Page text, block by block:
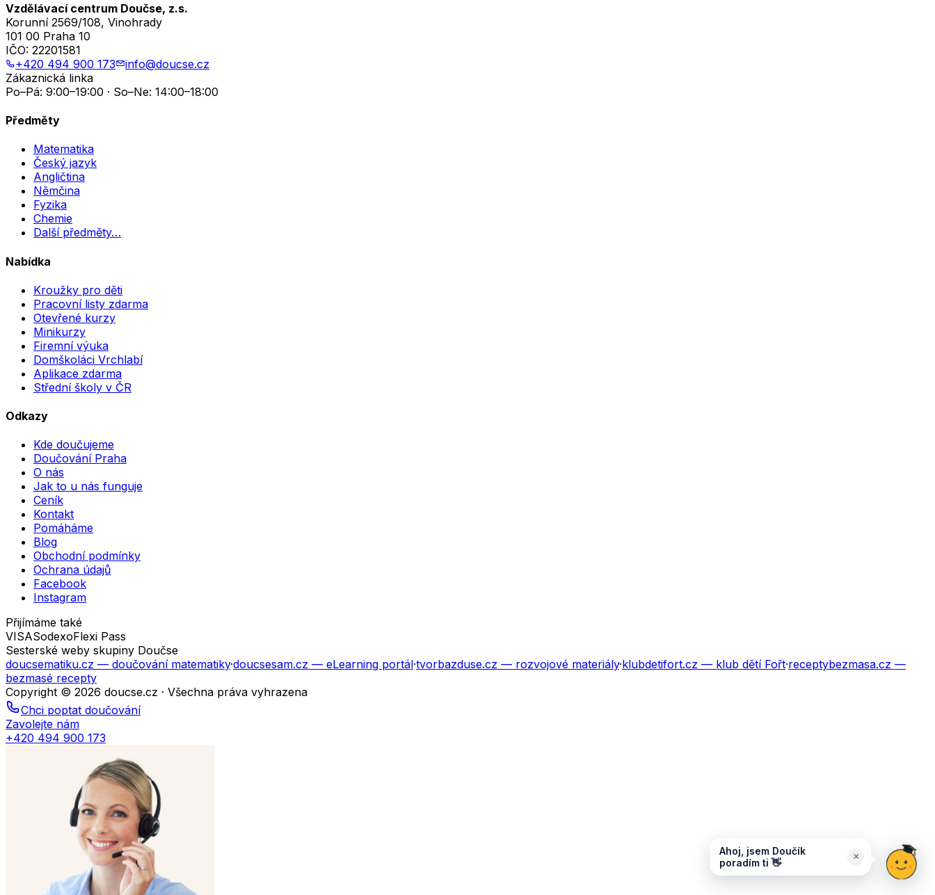
Vzdělávací centrum Doučse, z.s.
Korunní 2569/108, Vinohrady
101 00 Praha 10
IČO: 22201581
+420 494 900 173
info@doucse.cz
Zákaznická linka
Po–Pá: 9:00–19:00 · So–Ne: 14:00–18:00
Předměty
Matematika
Český jazyk
Angličtina
Němčina
Fyzika
Chemie
Další předměty…
Nabídka
Kroužky pro děti
Pracovní listy zdarma
Otevřené kurzy
Minikurzy
Firemní výuka
Domškoláci Vrchlabí
Aplikace zdarma
Střední školy v ČR
Odkazy
Kde doučujeme
Doučování Praha
O nás
Jak to u nás funguje
Ceník
Kontakt
Pomáháme
Blog
Obchodní podmínky
Ochrana údajů
Facebook
Instagram
Přijímáme také
VISASodexoFlexi Pass
Sesterské weby skupiny Doučse
doucsematiku.cz — doučování matematiky·doucsesam.cz — eLearning portál·tvorbazduse.cz — rozvojové materiály·klubdetifort.cz — klub dětí Fořt·receptybezmasa.cz —
bezmasé recepty
Copyright © 2026 doucse.cz · Všechna práva vyhrazena
Chci poptat doučování
Zavolejte nám
+420 494 900 173
Ahoj, jsem Doučík
poradím ti 👋
×